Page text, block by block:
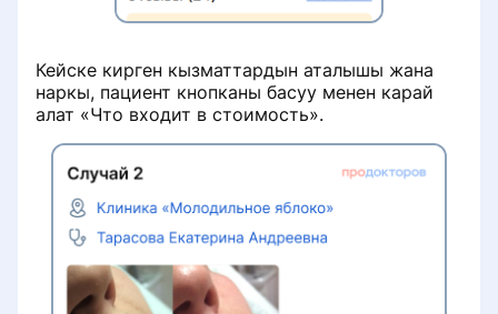
Кейске кирген кызматтардын аталышы жана
наркы, пациент кнопканы басуу менен карай
алат «Что входит в стоимость».